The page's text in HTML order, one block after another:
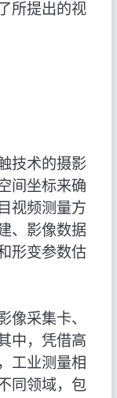
所提出的视
技术的摄影
间坐标来确
视频测量方
、影像数据
形变参数估
像采集卡、
中，凭借高
工业测量相
同领域，包